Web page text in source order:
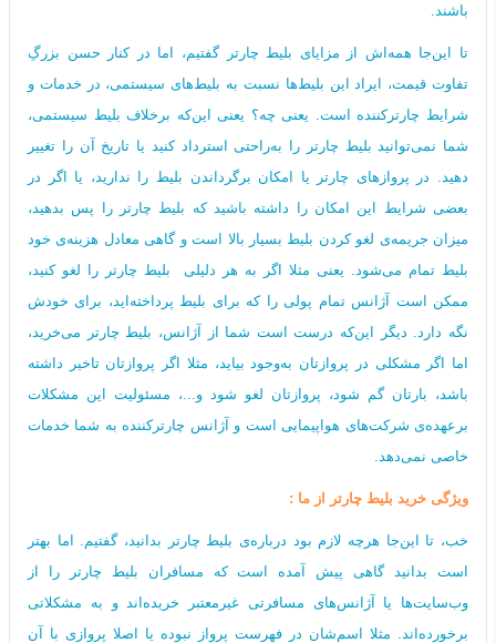
باشند.
تا این‌جا همه‌اش از مزایای بلیط چارتر گفتیم، اما در کنار حسن بزرگِ
تفاوت قیمت، ایراد این بلیط‌ها نسبت به بلیط‌های سیستمی، در خدمات و
شرایط چارترکننده است. یعنی چه؟ یعنی این‌که برخلاف بلیط سیستمی،
شما نمی‌توانید بلیط چارتر را به‌راحتی استرداد کنید یا تاریخ آن را تغییر
دهید. در پروازهای چارتر یا امکان برگرداندن بلیط را ندارید، یا اگر در
بعضی شرایط این امکان را داشته باشید که بلیط چارتر را پس بدهید،
میزان جریمه‌ی لغو کردن بلیط بسیار بالا است و گاهی معادل هزینه‌ی خود
بلیط تمام می‌شود. یعنی مثلا اگر به هر دلیلی بلیط چارتر را لغو کنید،
ممکن است آژانس تمام پولی را که برای بلیط پرداخته‌اید، برای خودش
نگه‌ دارد. دیگر این‌که درست است شما از آژانس، بلیط چارتر می‌خرید،
اما اگر مشکلی در پروازتان به‌وجود بیاید، مثلا اگر پروازتان تاخیر داشته
باشد، بارتان گم شود، پروازتان لغو شود و...، مسئولیت این مشکلات
برعهده‌ی شرکت‌های هواپیمایی است و آژانس چارترکننده به شما خدمات
خاصی نمی‌دهد.
ویژگی خرید‌ بلیط چارتر از ما :
خب، تا این‌جا هرچه لازم بود درباره‌ی بلیط چارتر بدانید، گفتیم. اما بهتر
است بدانید گاهی پیش آمده است که مسافران بلیط چارتر را از
وب‌سایت‌ها یا آژانس‌های مسافرتی غیرمعتبر خریده‌اند و به مشکلاتی
برخورده‌اند. مثلا اسم‌شان در فهرست پرواز نبوده یا اصلا پروازی با آن